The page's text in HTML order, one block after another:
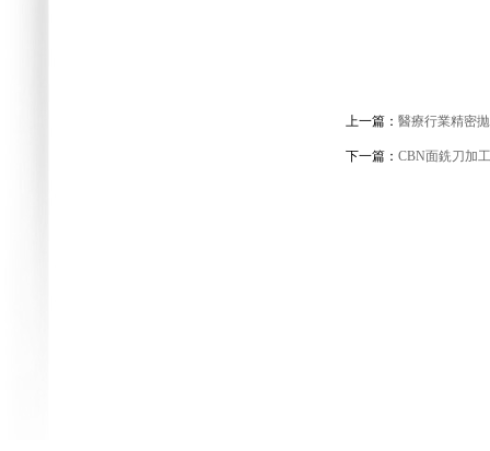
上一篇： 醫療行業精密
下一篇： CBN面銑刀加